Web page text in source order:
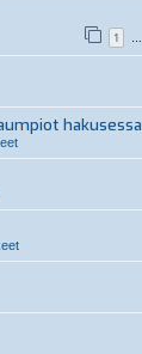
1 …
hakusessa